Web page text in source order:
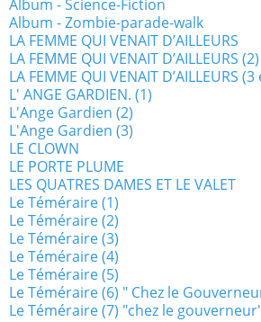
Album - Science-Fiction
Album - Zombie-parade-walk
LA FEMME QUI VENAIT D’AILLEURS
LA FEMME QUI VENAIT D’AILLEURS (2)
LA FEMME QUI VENAIT D’AILLEURS
L' ANGE GARDIEN. (1)
L'Ange Gardien (2)
L'Ange Gardien (3)
LE CLOWN
LE PORTE PLUME
LES QUATRES DAMES ET LE VALET
Le Téméraire (1)
Le Téméraire (2)
Le Téméraire (3)
Le Téméraire (4)
Le Téméraire (5)
Le Téméraire (6) " Chez le
Le Téméraire (7) "chez le